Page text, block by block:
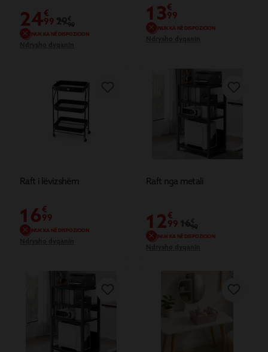
24€
99
NUK KA NË DISPOZICION
13€
99
NUK KA NË DISPOZICION
Raft i lëvizshëm
16€
99
NUK KA NË DISPOZICION
Raft nga metali
12€
99
NUK KA NË DISPOZICION